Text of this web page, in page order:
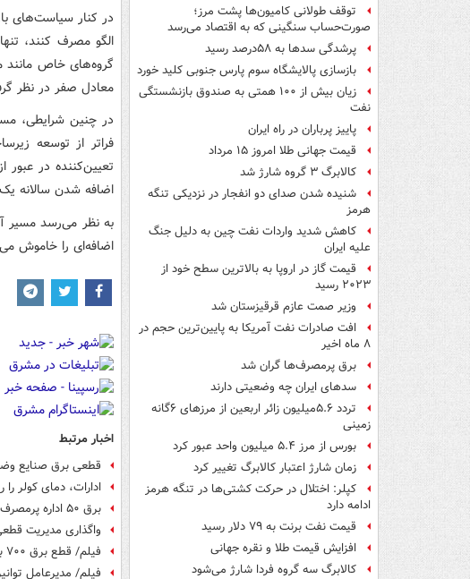
توقف طولانی کامیون‌ها پشت مرز؛
صورت‌حساب سنگینی که به اقتصاد می‌رسد
پرشدگی سدها به ۵۸درصد رسید
بازسازی پالایشگاه سوم پارس جنوبی کلید خورد
زیان بیش از ۱۰۰ همتی به صندوق‌ بازنشستگی
نفت
پاییز پرباران در راه ایران
قیمت جهانی طلا امروز ۱۵ مرداد
کالابرگ ۳ گروه شارژ شد
شنیده شدن صدای دو انفجار در نزدیکی تنگه
هرمز
کاهش شدید واردات نفت چین به دلیل جنگ
علیه ایران
قیمت گاز در اروپا به بالاترین سطح خود از
۲۰۲۳ رسید
وزیر صمت عازم قرقیزستان شد
افت صادرات نفت آمریکا به پایین‌ترین حجم در
۸ ماه اخیر
برق پرمصرف‌ها گران شد
سدهای ایران چه وضعیتی دارند
تردد ۵.۶میلیون زائر اربعین از مرزهای ۶گانه
زمینی
بورس از مرز ۵.۴ میلیون واحد عبور کرد
زمان شارژ اعتبار کالابرگ تغییر کرد
کپلر: اختلال در حرکت کشتی‌ها در تنگه هرمز
ادامه دارد
قیمت نفت برنت به ۷۹ دلار رسید
افزایش قیمت طلا و نقره جهانی
کالابرگ سه گروه فردا شارژ می‌شود
در کنار سیاست‌های
گروه‌های خاص مانند
معادل صفر در نظر
در چنین شرایطی،
فراتر از توسعه
اضافه شدن سالانه
به نظر می‌رسد مسیر
اضافه‌ای را خاموش
اخبار مرتبط
قطعی برق صنایع
ادارات، دمای کولر را روی ۲۷ درجه
برق ۵۰ اداره پرمصرف در پایتخت قطع شد
واگذاری مدیریت
فیلم/ قطع برق ۷۰۰ بانک در تهران به علت مصرف زیاد
فیلم/ مدیرعامل